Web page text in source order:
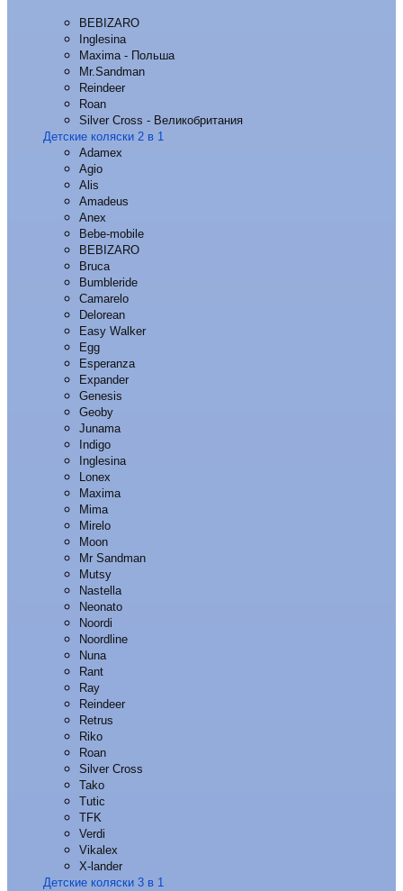
BEBIZARO
Inglesina
Maxima - Польша
Mr.Sandman
Reindeer
Roan
Silver Cross - Великобритания
Детские коляски 2 в 1
Adamex
Agio
Alis
Amadeus
Anex
Bebe-mobile
BEBIZARO
Bruca
Bumbleride
Camarelo
Delorean
Easy Walker
Egg
Esperanza
Expander
Genesis
Geoby
Junama
Indigo
Inglesina
Lonex
Maxima
Mima
Mirelo
Moon
Mr Sandman
Mutsy
Nastella
Neonato
Noordi
Noordline
Nuna
Rant
Ray
Reindeer
Retrus
Riko
Roan
Silver Cross
Tako
Tutic
TFK
Verdi
Vikalex
X-lander
Детские коляски 3 в 1